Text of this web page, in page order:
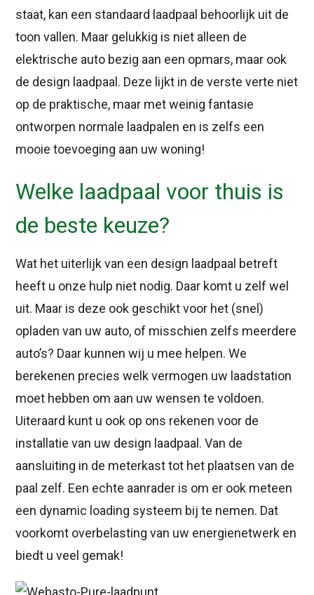
staat, kan een standaard laadpaal behoorlijk uit de
toon vallen. Maar gelukkig is niet alleen de
elektrische auto bezig aan een opmars, maar ook
de design laadpaal. Deze lijkt in de verste verte niet
op de praktische, maar met weinig fantasie
ontworpen normale laadpalen en is zelfs een
mooie toevoeging aan uw woning!
Welke laadpaal voor thuis is
de beste keuze?
Wat het uiterlijk van een design laadpaal betreft
heeft u onze hulp niet nodig. Daar komt u zelf wel
uit. Maar is deze ook geschikt voor het (snel)
opladen van uw auto, of misschien zelfs meerdere
auto’s? Daar kunnen wij u mee helpen. We
berekenen precies welk vermogen uw laadstation
moet hebben om aan uw wensen te voldoen.
Uiteraard kunt u ook op ons rekenen voor de
installatie van uw design laadpaal. Van de
aansluiting in de meterkast tot het plaatsen van de
paal zelf. Een echte aanrader is om er ook meteen
een dynamic loading systeem bij te nemen. Dat
voorkomt overbelasting van uw energienetwerk en
biedt u veel gemak!